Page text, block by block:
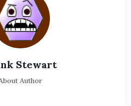
Stewart
Author